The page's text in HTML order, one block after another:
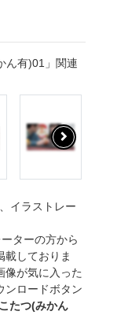
ん有)01」関連
イラストレー
ターの方から
載しておりま
像が気に入った
ンロードボタン
こたつ(みかん